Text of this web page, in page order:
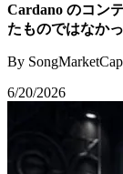
Cardano のコン
たものではなか
By SongMarketCap
6/20/2026